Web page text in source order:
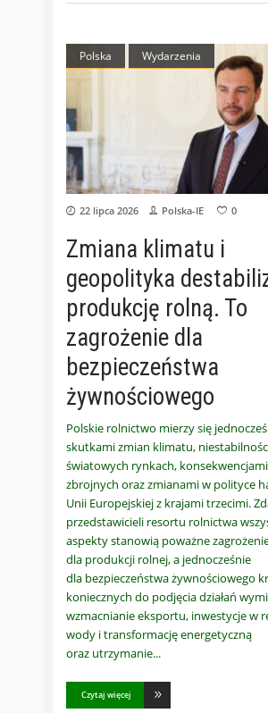
Polska Wydarzenia
22 lipca 2026 Polska-IE 0
Zmiana klimatu i
geopolityka
produkcję rolną. To
zagrożenie dla
bezpieczeństwa
żywnościowego
Polskie rolnictwo mierzy się
skutkami zmian klimatu,
światowych rynkach,
zbrojnych oraz zmianami w polityce
Unii Europejskiej z krajami trzecimi.
przedstawicieli resortu rolnictwa
aspekty stanowią poważne
dla produkcji rolnej, a jednocześnie
dla bezpieczeństwa żywnościowego
koniecznych do podjęcia działań
wzmacnianie eksportu, inwestycje w
wody i transformację energetyczną
oraz utrzymanie
Czytaj więcej